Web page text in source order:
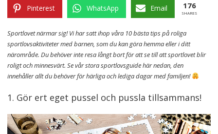
Pinterest WhatsApp Email 176
SHARES
Sportlovet närmar sig! Vi har satt ihop våra 10 bästa tips på roliga
sportlovsaktiviteter med barnen, som du kan göra hemma eller i ditt
närområde. Du behöver inte resa långt bort för att se till att sportlovet blir
roligt och minnesvärt. Se vår stora sportlovsguide här nedan, den
innehåller allt du behöver för härliga och lediga dagar med familjen!
1. Gör ert eget pussel och pussla tillsammans!